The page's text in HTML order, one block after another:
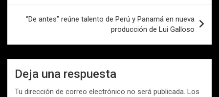
“De antes” reúne talento de Perú y Panamá en nueva
producción de Lui Galloso
Deja una respuesta
Tu dirección de correo electrónico no será publicada. Los